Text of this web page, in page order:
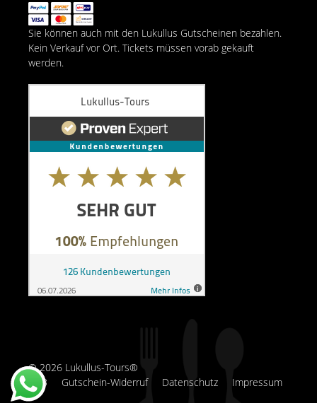
Sie können auch mit den Lukullus Gutscheinen bezahlen.
Kein Verkauf vor Ort. Tickets müssen vorab gekauft
werden.
AGB Gutschein-Widerruf Datenschutz Impressum
© 2026 Lukullus-Tours®